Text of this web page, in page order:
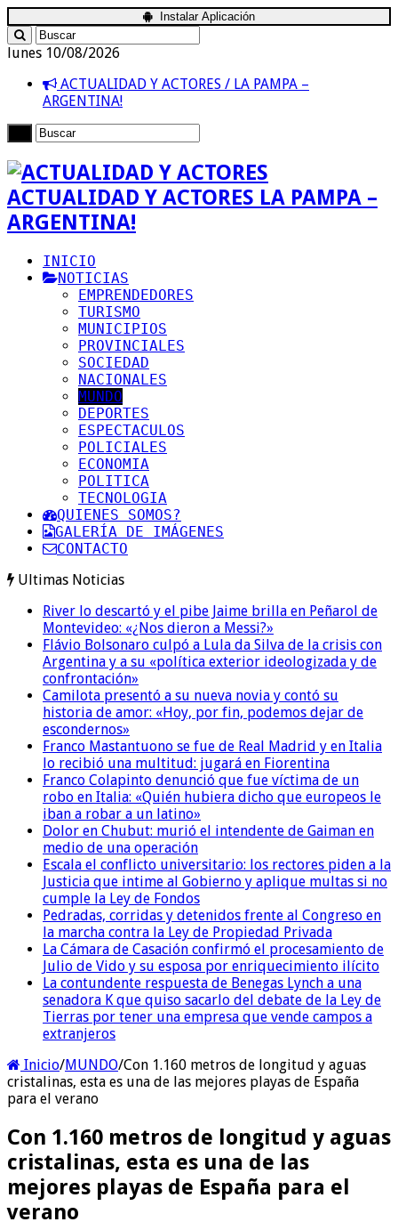
Instalar Aplicación
lunes 10/08/2026
ACTUALIDAD Y ACTORES / LA PAMPA –
ARGENTINA!
ACTUALIDAD Y ACTORES LA PAMPA –
ARGENTINA!
INICIO
NOTICIAS
EMPRENDEDORES
TURISMO
MUNICIPIOS
PROVINCIALES
SOCIEDAD
NACIONALES
MUNDO
DEPORTES
ESPECTACULOS
POLICIALES
ECONOMIA
POLITICA
TECNOLOGIA
QUIENES SOMOS?
GALERÍA DE IMÁGENES
CONTACTO
Ultimas Noticias
River lo descartó y el pibe Jaime brilla en Peñarol de
Montevideo: «¿Nos dieron a Messi?»
Flávio Bolsonaro culpó a Lula da Silva de la crisis con
Argentina y a su «política exterior ideologizada y de
confrontación»
Camilota presentó a su nueva novia y contó su
historia de amor: «Hoy, por fin, podemos dejar de
escondernos»
Franco Mastantuono se fue de Real Madrid y en Italia
lo recibió una multitud: jugará en Fiorentina
Franco Colapinto denunció que fue víctima de un
robo en Italia: «Quién hubiera dicho que europeos le
iban a robar a un latino»
Dolor en Chubut: murió el intendente de Gaiman en
medio de una operación
Escala el conflicto universitario: los rectores piden a la
Justicia que intime al Gobierno y aplique multas si no
cumple la Ley de Fondos
Pedradas, corridas y detenidos frente al Congreso en
la marcha contra la Ley de Propiedad Privada
La Cámara de Casación confirmó el procesamiento de
Julio de Vido y su esposa por enriquecimiento ilícito
La contundente respuesta de Benegas Lynch a una
senadora K que quiso sacarlo del debate de la Ley de
Tierras por tener una empresa que vende campos a
extranjeros
Inicio/MUNDO/Con 1.160 metros de longitud y aguas
cristalinas, esta es una de las mejores playas de España
para el verano
Con 1.160 metros de longitud y aguas
cristalinas, esta es una de las
mejores playas de España para el
verano